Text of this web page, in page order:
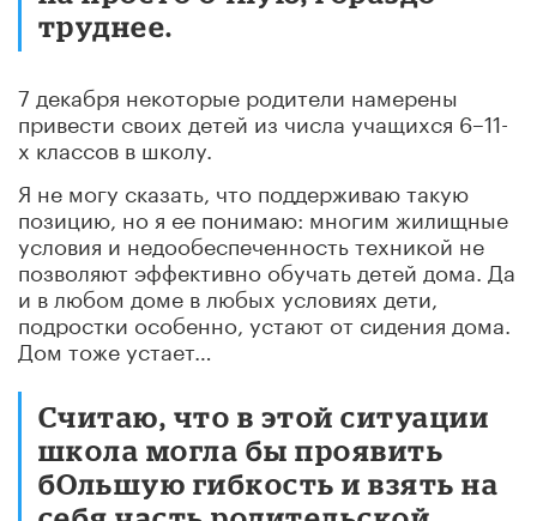
труднее.
7 декабря некоторые родители намерены
привести своих детей из числа учащихся 6–11-
х классов в школу.
Я не могу сказать, что поддерживаю такую
позицию, но я ее понимаю: многим жилищные
условия и недообеспеченность техникой не
позволяют эффективно обучать детей дома. Да
и в любом доме в любых условиях дети,
подростки особенно, устают от сидения дома.
Дом тоже устает…
Считаю, что в этой ситуации
школа могла бы проявить
бОльшую гибкость и взять на